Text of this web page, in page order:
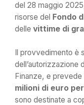
del 28 maggio
risorse del Fondo
delle vittime di
Il provvedimento è
dell’autorizzazione
Finanze, e prevede
milioni di euro
sono destinate a